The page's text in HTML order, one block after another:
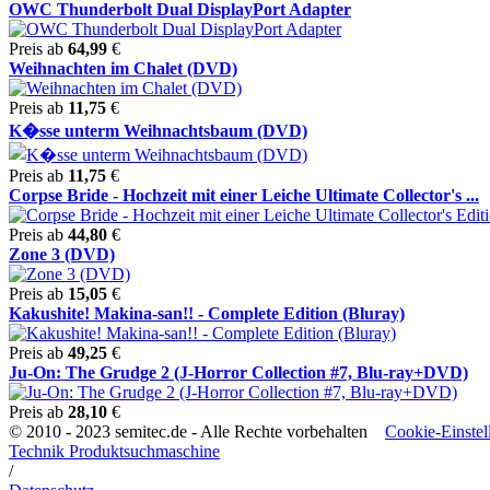
OWC Thunderbolt Dual DisplayPort Adapter
Preis ab 64,99 €
Weihnachten im Chalet (DVD)
Preis ab 11,75 €
K�sse unterm Weihnachtsbaum (DVD)
Preis ab 11,75 €
Corpse Bride - Hochzeit mit einer Leiche Ultimate Collector's ...
Preis ab 44,80 €
Zone 3 (DVD)
Preis ab 15,05 €
Kakushite! Makina-san!! - Complete Edition (Bluray)
Preis ab 49,25 €
Ju-On: The Grudge 2 (J-Horror Collection #7, Blu-ray+DVD)
Preis ab 28,10 €
© 2010 - 2023 semitec.de - Alle Rechte vorbehalten Cookie-
Technik Produktsuchmaschine
/